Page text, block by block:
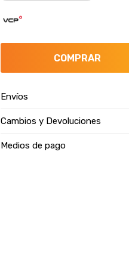
COMPRAR
Envíos
Cambios y Devoluciones
Medios de pago